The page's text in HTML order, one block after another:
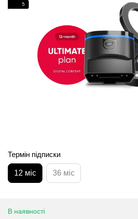
5
Термін підписки
12 міс 36 міс
В наявності